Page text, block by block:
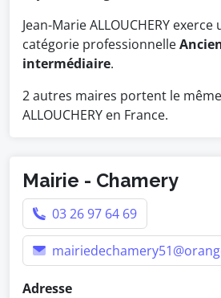
Jean-Marie ALLOUCHERY
catégorie professionnelle
intermédiaire.
2 autres maires portent le
ALLOUCHERY en France.
Mairie - Chamery
03 26 97 64 69
Adresse